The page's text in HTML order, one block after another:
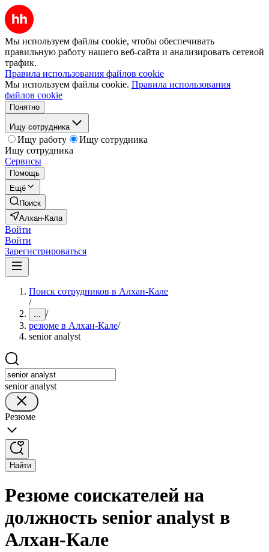
Мы используем файлы cookie, чтобы обеспечивать
правильную работу нашего веб-сайта и анализировать сетевой
трафик.
Правила использования файлов cookie
Мы используем файлы cookie. Правила использования
файлов cookie
Понятно
Ищу сотрудника
Ищу работу
Ищу сотрудника
Ищу сотрудника
Сервисы
Помощь
Ещё
Поиск
Алхан-Кала
Войти
Войти
Зарегистрироваться
Поиск сотрудников в Алхан-Кале
/
... /
резюме в Алхан-Кале/
senior analyst
senior analyst
Резюме
Найти
Резюме соискателей на
должность senior analyst в
Алхан-Кале